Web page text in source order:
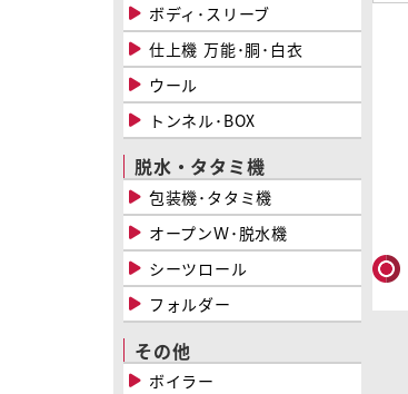
ボディ･スリーブ
仕上機 万能･胴･白衣
ウール
トンネル･BOX
脱水・タタミ機
包装機･タタミ機
オープンＷ･脱水機
シーツロール
フォルダー
その他
ボイラー